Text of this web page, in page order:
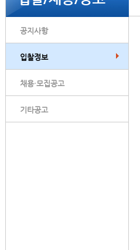
공지사항
입찰정보
채용·모집공고
기타공고